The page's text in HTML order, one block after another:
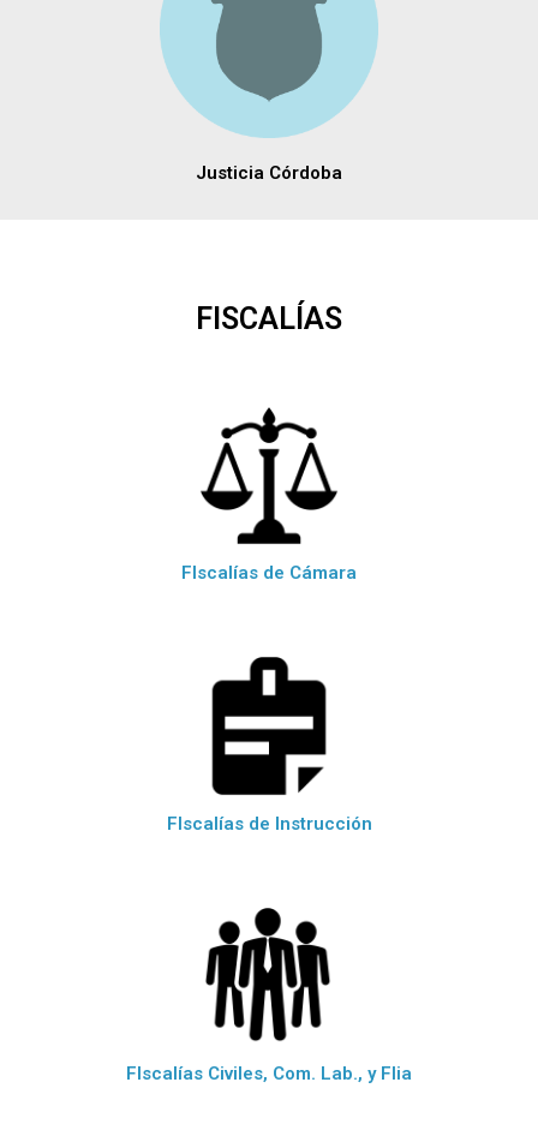
Justicia Córdoba
FISCALÍAS
FIscalías de Cámara
FIscalías de Instrucción
FIscalías Civiles, Com. Lab., y Flia